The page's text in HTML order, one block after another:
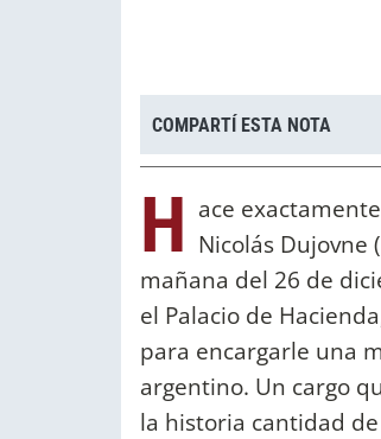
COMPARTÍ ESTA NOTA
H ace
Nicolás Dujovne
mañana del 26 de
el Palacio de
para encargarle una
argentino. Un cargo
la historia cantidad